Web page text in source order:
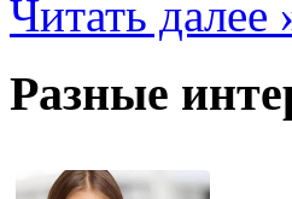
Читать далее
Разные